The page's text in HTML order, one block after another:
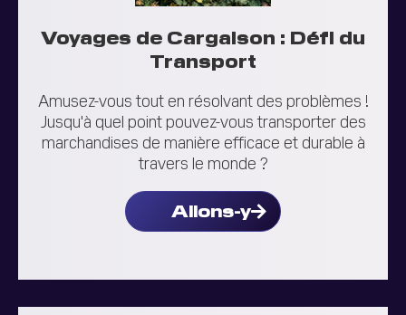
Voyages de Cargaison : Défi du
Transport
Amusez-vous tout en résolvant des problèmes !
Jusqu'à quel point pouvez-vous transporter des
marchandises de manière efficace et durable à
travers le monde ?
Allons-y